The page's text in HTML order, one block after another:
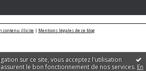
sur ce site, vous acceptez l'utilisation
le bon fonctionnement de nos services. En
contenu illicite| Mentions légales de ce blog